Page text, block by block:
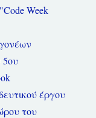
Week
5ου
έργου
του